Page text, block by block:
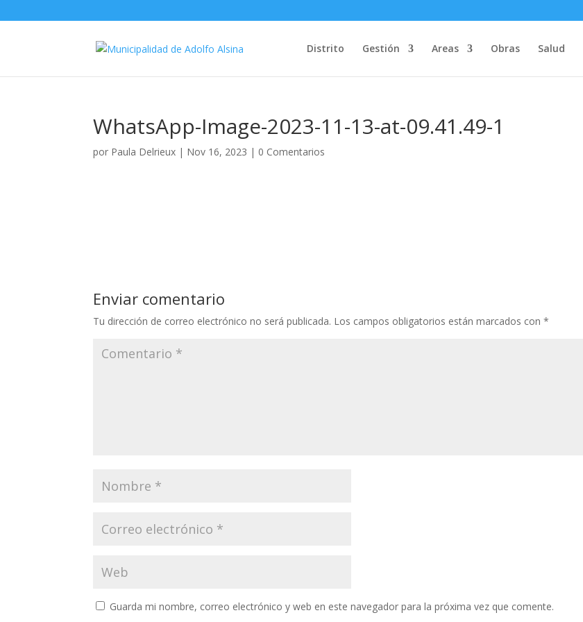
Distrito Gestión Areas Obras Salud
WhatsApp-Image-2023-11-13-at-09.41.49-1
por Paula Delrieux | Nov 16, 2023 | 0 Comentarios
Enviar comentario
Tu dirección de correo electrónico no será publicada. Los campos obligatorios están marcados con*
Guarda mi nombre, correo electrónico y web en este navegador para la próxima vez que comente.